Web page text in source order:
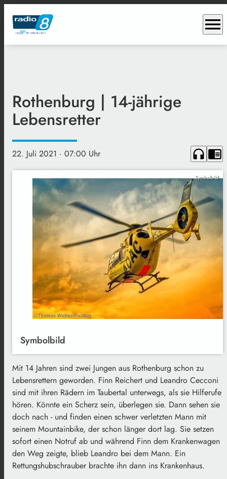
menu
Rothenburg | 14-jährige
Lebensretter
22. Juli 2021 · 07:00 Uhr headphones chrome_reader_mode
Symbolbild
Symbolbild
Mit 14 Jahren sind zwei Jungen aus Rothenburg schon zu
Lebensrettern geworden. Finn Reichert und Leandro Cecconi
sind mit ihren Rädern im Taubertal unterwegs, als sie Hilferufe
hören. Könnte ein Scherz sein, überlegen sie. Dann sehen sie
doch nach - und finden einen schwer verletzten Mann mit
seinem Mountainbike, der schon länger dort lag. Sie setzen
sofort einen Notruf ab und während Finn dem Krankenwagen
den Weg zeigte, blieb Leandro bei dem Mann. Ein
Rettungshubschrauber brachte ihn dann ins Krankenhaus.